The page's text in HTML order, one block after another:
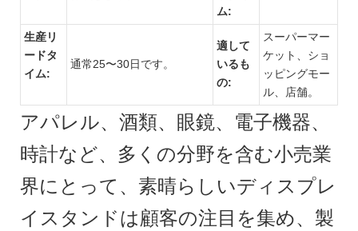
ム:
生産リ
ードタ
イム:
通常25〜30日です。
適して
いるも
の:
スーパーマー
ケット、ショ
ッピングモー
ル、店舗。
アパレル、酒類、眼鏡、電子機器、
時計など、多くの分野を含む小売業
界にとって、素晴らしいディスプレ
イスタンドは顧客の注目を集め、製